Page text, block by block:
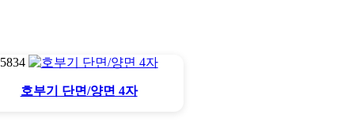
5834
호부기 단면/양면 4자